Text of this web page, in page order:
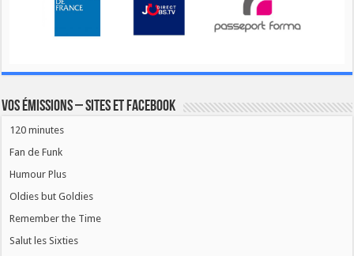
Vos émissions – Sites et Facebook
120 minutes
Fan de Funk
Humour Plus
Oldies but Goldies
Remember the Time
Salut les Sixties